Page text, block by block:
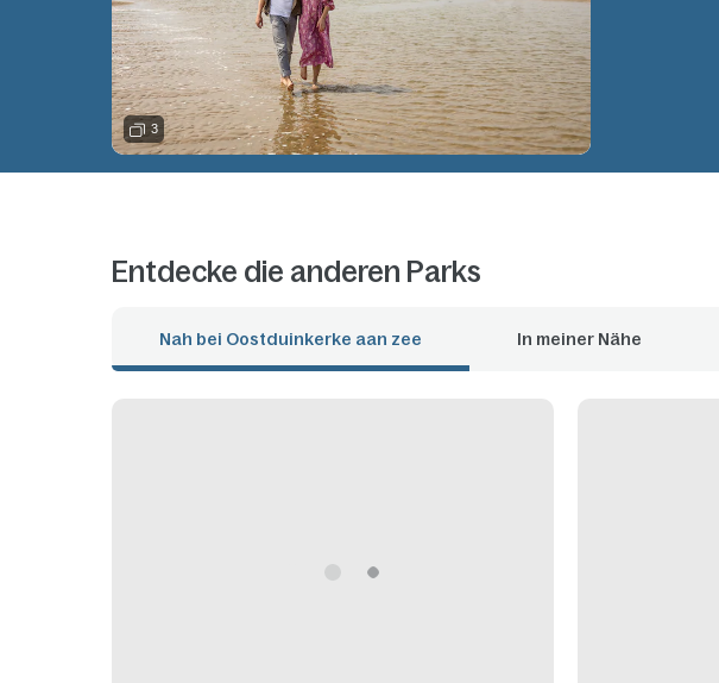
3
Entdecke die anderen Parks
Nah bei Oostduinkerke aan zee In meiner Nähe